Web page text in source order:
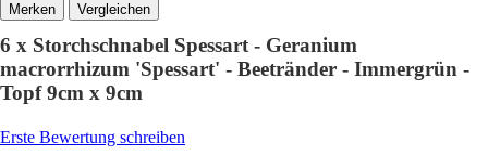
Vergleichen
6 x Storchschnabel Spessart - Geranium
macrorrhizum 'Spessart' - Beetränder - Immergrün -
Topf 9cm x 9cm
Erste Bewertung schreiben